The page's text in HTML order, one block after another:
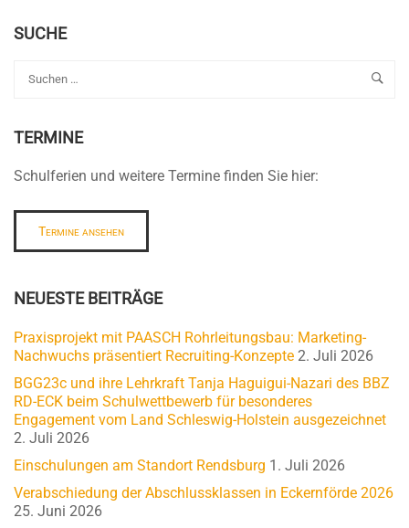
SUCHE
TERMINE
Schulferien und weitere Termine finden Sie hier:
Termine ansehen
NEUESTE BEITRÄGE
Praxisprojekt mit PAASCH Rohrleitungsbau: Marketing-
Nachwuchs präsentiert Recruiting-Konzepte 2. Juli 2026
BGG23c und ihre Lehrkraft Tanja Haguigui-Nazari des BBZ
RD-ECK beim Schulwettbewerb für besonderes
Engagement vom Land Schleswig-Holstein ausgezeichnet
2. Juli 2026
Einschulungen am Standort Rendsburg 1. Juli 2026
Verabschiedung der Abschlussklassen in Eckernförde 2026
25. Juni 2026